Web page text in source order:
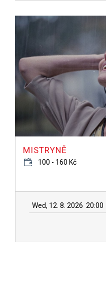
MISTRYNĚ
100 - 160 Kč
Wed, 12. 8. 2026 20:00